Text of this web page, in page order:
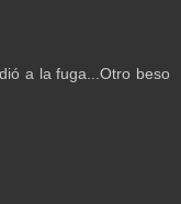
a la fuga...Otro beso